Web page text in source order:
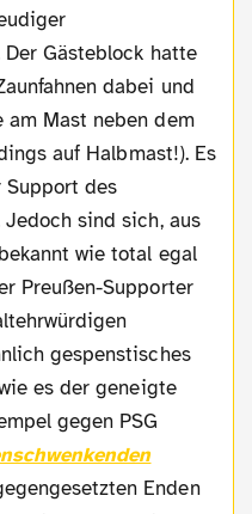
Gästeblock hatte
dabei und
am Mast neben dem
auf Halbmast!). Es
des
sind sich, aus
wie total egal
Preußen-Supporter
gespenstisches
es der geneigte
gegen PSG
Enden